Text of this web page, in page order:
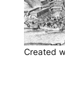
Created